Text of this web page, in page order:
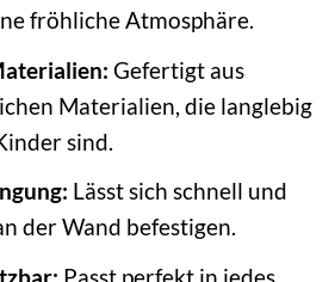
fröhliche Atmosphäre.
Gefertigt aus
Materialien, die langlebig
sind.
Lässt sich schnell und
der Wand befestigen.
Passt perfekt in jedes